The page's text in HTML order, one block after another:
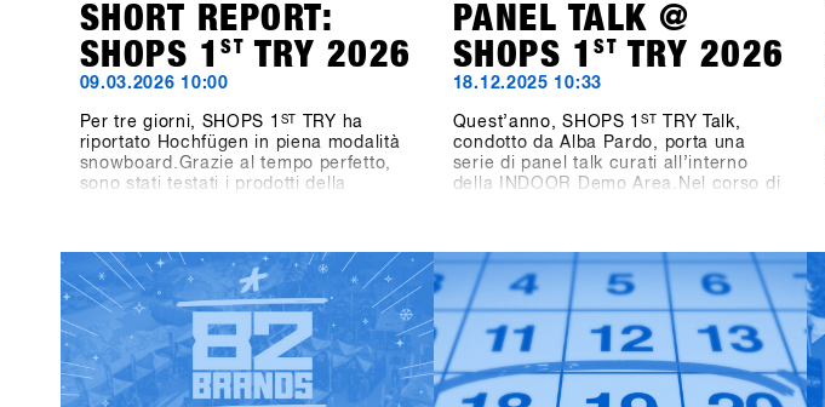
SHORT REPORT:
SHOPS 1
ST TRY 2026
09.03.2026 10:00
Per tre giorni, SHOPS 1 ST
TRY ha
riportato Hochfügen in piena modalità
snowboard.Grazie al tempo perfetto,
sono stati testati i prodotti della
direttamente sulla neve.L'energia è
stata presente durante tutti e tre i
giorni: tra una discesa e l'altra,
conversazioni in montagna, tavole
rotonde e momenti salienti come
l'One-on-One con Shaun White.Anche
fuori dalla montagna le attività sono
PANEL TALK @
SHOPS 1ST TRY 2026
18.12.2025 10:33
Quest’anno, SHOPS 1ST
TRY Talk,
condotto da Alba Pardo, porta una
serie di panel talk curati all’interno
della INDOOR Demo Area.Nel corso di
sarà su Women as Growth Drivers –
Not Side Projects, mettendo in luce il
ruolo delle donne come vero motore di
crescita per l’industria. Lunedì,
l’attenzione si sposta sui format di
gara, analizzando come le diverse
formule di contest influenzino i